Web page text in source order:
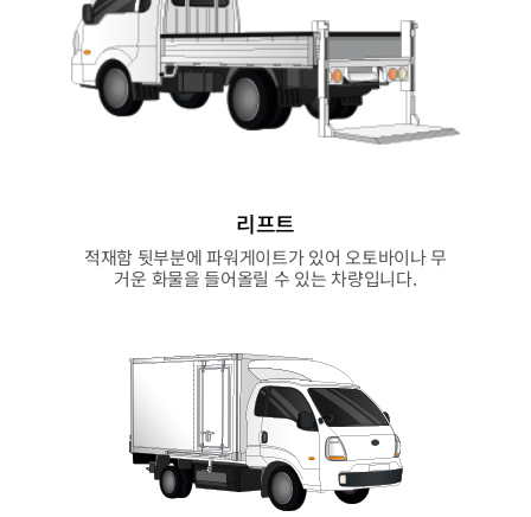
리프트
적재함 뒷부분에 파워게이트가 있어 오토바이나 무
거운 화물을 들어올릴 수 있는 차량입니다.